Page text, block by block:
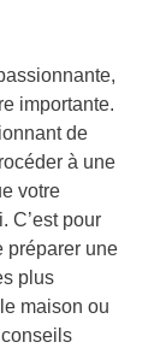
importante.
de
à une
votre
C’est pour
préparer une
plus
maison ou